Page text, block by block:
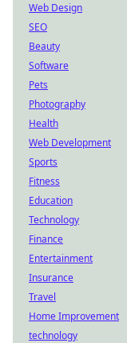
Web Design
SEO
Beauty
Software
Pets
Photography
Health
Web Development
Sports
Fitness
Education
Technology
Finance
Entertainment
Insurance
Travel
Home Improvement
technology